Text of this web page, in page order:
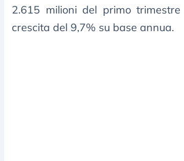
2.615 milioni del primo
crescita del 9,7% su base annua.